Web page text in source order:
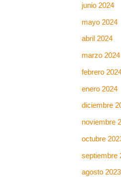
junio 2024
mayo 2024
abril 2024
marzo 2024
febrero
enero 2024
diciembre
noviembre
octubre
septiembre
agosto 2023